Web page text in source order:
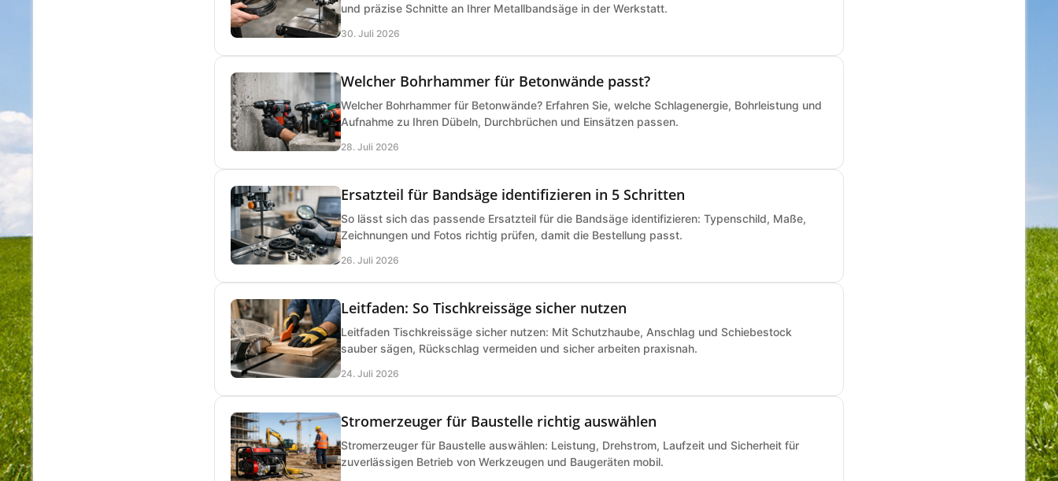
und präzise Schnitte an Ihrer Metallbandsäge in der Werkstatt.
30. Juli 2026
Welcher Bohrhammer für Betonwände passt?
Welcher Bohrhammer für Betonwände? Erfahren Sie, welche Schlagenergie, Bohrleistung und
Aufnahme zu Ihren Dübeln, Durchbrüchen und Einsätzen passen.
28. Juli 2026
Ersatzteil für Bandsäge identifizieren in 5 Schritten
So lässt sich das passende Ersatzteil für die Bandsäge identifizieren: Typenschild, Maße,
Zeichnungen und Fotos richtig prüfen, damit die Bestellung passt.
26. Juli 2026
Leitfaden: So Tischkreissäge sicher nutzen
Leitfaden Tischkreissäge sicher nutzen: Mit Schutzhaube, Anschlag und Schiebestock
sauber sägen, Rückschlag vermeiden und sicher arbeiten praxisnah.
24. Juli 2026
Stromerzeuger für Baustelle richtig auswählen
Stromerzeuger für Baustelle auswählen: Leistung, Drehstrom, Laufzeit und Sicherheit für
zuverlässigen Betrieb von Werkzeugen und Baugeräten mobil.